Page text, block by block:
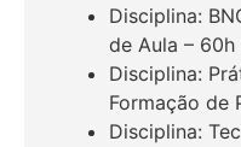
Disciplina:
de Aula – 60h
Disciplina:
Formação de
Disciplina: